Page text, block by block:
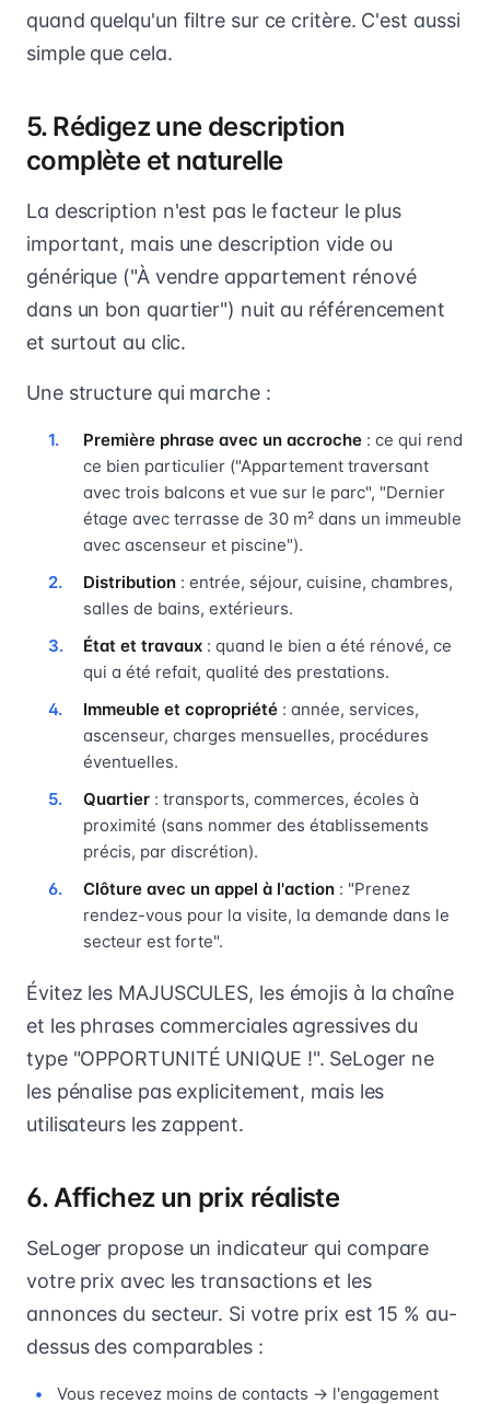
quand quelqu'un filtre sur ce critère. C'est aussi
simple que cela.
5. Rédigez une description
complète et naturelle
La description n'est pas le facteur le plus
important, mais une description vide ou
générique ("À vendre appartement rénové
dans un bon quartier") nuit au référencement
et surtout au clic.
Une structure qui marche :
Première phrase avec un accroche : ce qui rend
ce bien particulier ("Appartement traversant
avec trois balcons et vue sur le parc", "Dernier
étage avec terrasse de 30 m² dans un immeuble
avec ascenseur et piscine").
Distribution : entrée, séjour, cuisine, chambres,
salles de bains, extérieurs.
État et travaux : quand le bien a été rénové, ce
qui a été refait, qualité des prestations.
Immeuble et copropriété : année, services,
ascenseur, charges mensuelles, procédures
éventuelles.
Quartier : transports, commerces, écoles à
proximité (sans nommer des établissements
précis, par discrétion).
Clôture avec un appel à l'action : "Prenez
rendez-vous pour la visite, la demande dans le
secteur est forte".
Évitez les MAJUSCULES, les émojis à la chaîne
et les phrases commerciales agressives du
type "OPPORTUNITÉ UNIQUE !". SeLoger ne
les pénalise pas explicitement, mais les
utilisateurs les zappent.
6. Affichez un prix réaliste
SeLoger propose un indicateur qui compare
votre prix avec les transactions et les
annonces du secteur. Si votre prix est 15 % au-
dessus des comparables :
Vous recevez moins de contacts → l'engagement